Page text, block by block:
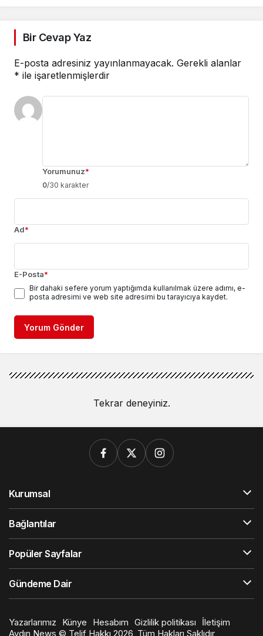
*
E-Posta*
Yorum Gönder
Aydın News © Telif Hakkı 2026, Tüm Hakları Saklıdır